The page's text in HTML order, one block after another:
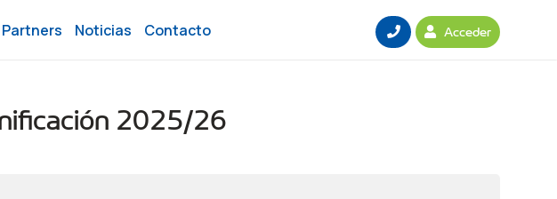
Partners Noticias Contacto Acceder
2025/26